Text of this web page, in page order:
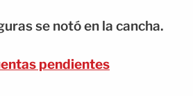
se notó en la cancha.
pendientes